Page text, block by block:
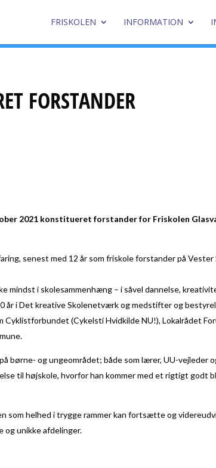
FRISKOLEN INFORMATION
FORSTANDER
2021 konstitueret forstander for Friskolen
senest med 12 år som friskole forstander på Vester
mindst i skolesammenhæng – i såvel dannelse,
år i Det kreative Skolenetværk og medstifter og
(Cykelsti Hvidkilde NU!), Lokalrådet
børne- og ungeområdet; både som lærer, UU-vejleder
til højskole, hvorfor han kommer med et rigtigt godt
som helhed i trygge rammer kan fortsætte og
og unikke afdelinger.